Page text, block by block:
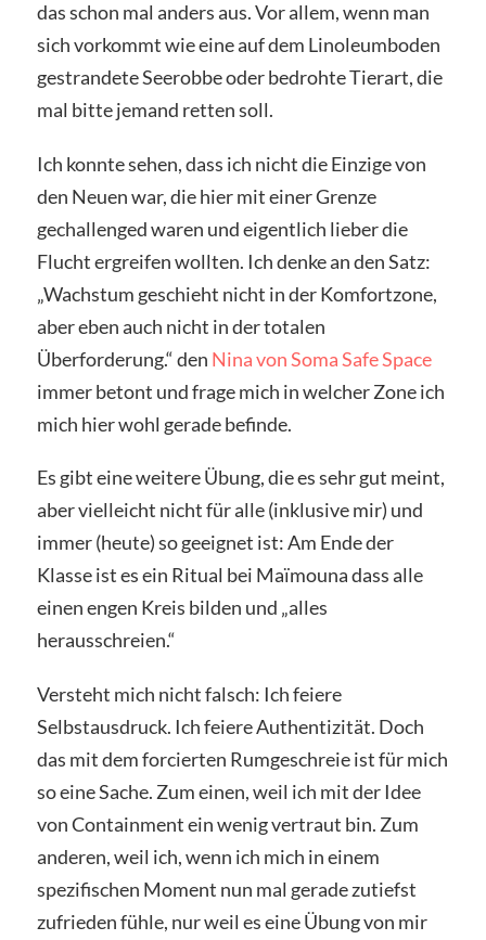
das schon mal anders aus. Vor allem, wenn man
sich vorkommt wie eine auf dem Linoleumboden
gestrandete Seerobbe oder bedrohte Tierart, die
mal bitte jemand retten soll.
Ich konnte sehen, dass ich nicht die Einzige von
den Neuen war, die hier mit einer Grenze
gechallenged waren und eigentlich lieber die
Flucht ergreifen wollten. Ich denke an den Satz:
„Wachstum geschieht nicht in der Komfortzone,
aber eben auch nicht in der totalen
Überforderung.“ den Nina von Soma Safe Space
immer betont und frage mich in welcher Zone ich
mich hier wohl gerade befinde.
Es gibt eine weitere Übung, die es sehr gut meint,
aber vielleicht nicht für alle (inklusive mir) und
immer (heute) so geeignet ist: Am Ende der
Klasse ist es ein Ritual bei Maïmouna dass alle
einen engen Kreis bilden und „alles
herausschreien.“
Versteht mich nicht falsch: Ich feiere
Selbstausdruck. Ich feiere Authentizität. Doch
das mit dem forcierten Rumgeschreie ist für mich
so eine Sache. Zum einen, weil ich mit der Idee
von Containment ein wenig vertraut bin. Zum
anderen, weil ich, wenn ich mich in einem
spezifischen Moment nun mal gerade zutiefst
zufrieden fühle, nur weil es eine Übung von mir